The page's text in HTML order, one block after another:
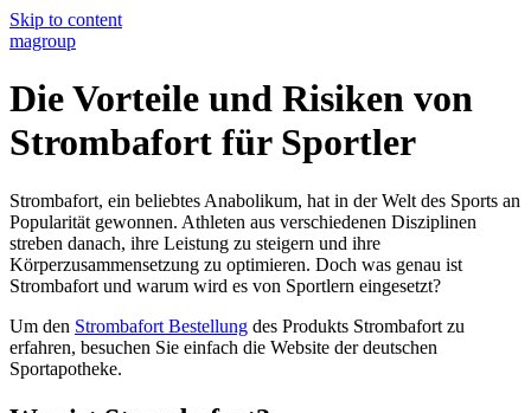
Skip to content
magroup
Die Vorteile und Risiken von
Strombafort für Sportler
Strombafort, ein beliebtes Anabolikum, hat in der Welt des Sports an
Popularität gewonnen. Athleten aus verschiedenen Disziplinen
streben danach, ihre Leistung zu steigern und ihre
Körperzusammensetzung zu optimieren. Doch was genau ist
Strombafort und warum wird es von Sportlern eingesetzt?
Um den Strombafort Bestellung des Produkts Strombafort zu
erfahren, besuchen Sie einfach die Website der deutschen
Sportapotheke.